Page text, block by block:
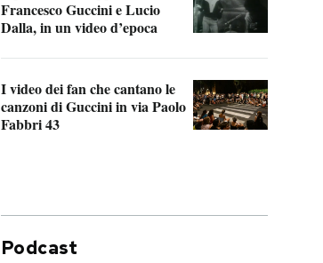
Francesco Guccini e Lucio
Dalla, in un video d’epoca
I video dei fan che cantano le
canzoni di Guccini in via Paolo
Fabbri 43
Podcast